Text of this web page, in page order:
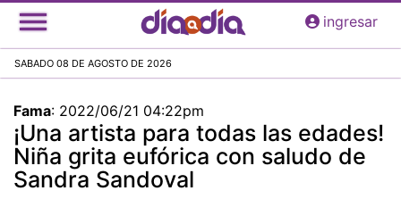
Pasar
al
principal
ingresar
SABADO 08 DE AGOSTO DE 2026
Fama: 2022/06/21 04:22pm
¡Una artista para todas las edades!
Niña grita eufórica con saludo de
Sandra Sandoval